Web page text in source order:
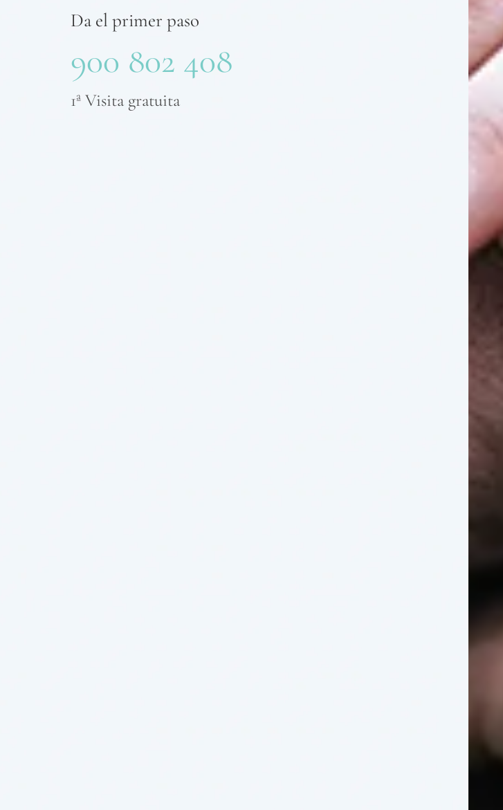
Da el primer paso
900 802 408
1ª Visita gratuita